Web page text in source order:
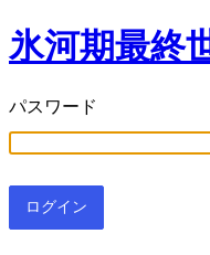
氷河期最終
パスワード